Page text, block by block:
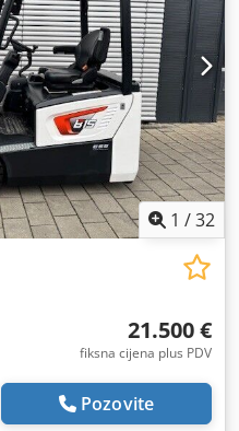
1 /32
21.500 €
fiksna cijena plus PDV
Pozovite